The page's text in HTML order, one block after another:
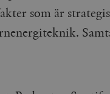
som är